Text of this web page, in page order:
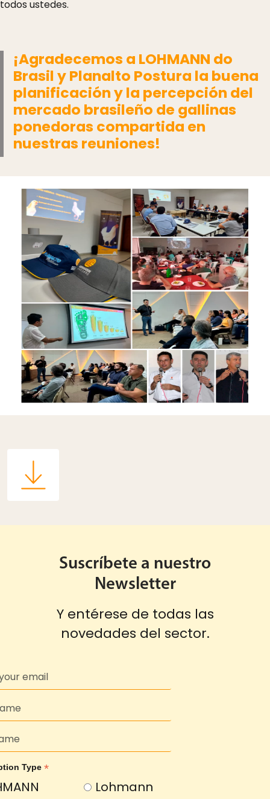
todos ustedes.
¡Agradecemos a LOHMANN do
Brasil y Planalto Postura la buena
planificación y la percepción del
mercado brasileño de gallinas
ponedoras compartida en
nuestras reuniones!
Suscríbete a nuestro
Newsletter
Y entérese de todas las
novedades del sector.
Type *
Lohmann